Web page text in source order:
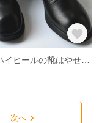
次へ